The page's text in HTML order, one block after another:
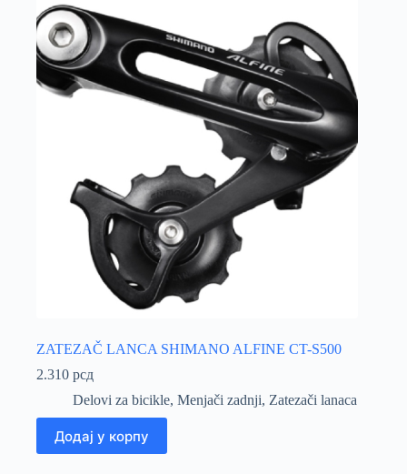
ZATEZAČ LANCA SHIMANO ALFINE CT-S500
2.310 рсд
Delovi za bicikle, Menjači zadnji, Zatezači lanaca
Додај у корпу